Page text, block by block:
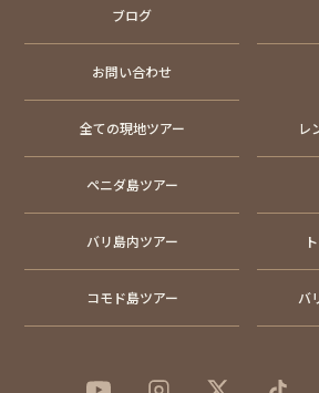
ブログ
お問い合わせ
全ての現地ツアー レ
ペニダ島ツアー
バリ島内ツアー
コモド島ツアー バ